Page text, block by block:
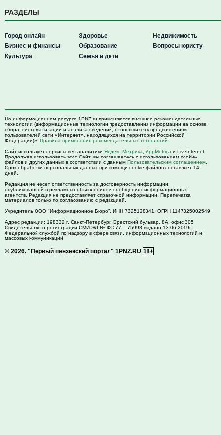
РАЗДЕЛЫ
Город онлайн
Бизнес и финансы
Культура
Здоровье
Образование
Семья и дети
Недвижимость
Вопросы юристу
На информационном ресурсе 1PNZ.ru применяются внешние рекомендательные
технологии (информационные технологии предоставления информации на основе
сбора, систематизации и анализа сведений, относящихся к предпочтениям
пользователей сети «Интернет», находящихся на территории Российской
Федерации)». Правила применения рекомендательных технологий
Сайт использует сервисы веб-аналитики Яндекс Метрика AppMetrica и LiveInternet.
Продолжая использовать этот Сайт, вы соглашаетесь с использованием cookie-
файлов и других данных в соответствии с данным Пользовательским соглашением
Срок обработки персональных данных при помощи cookie-файлов составляет 14
дней.
Редакция не несет ответственность за достоверность информации,
опубликованной в рекламных объявлениях и сообщениях информационных
агентств. Редакция не предоставляет справочной информации. Перепечатка
материалов только по согласованию с редакцией.
Учредитель ООО "Информационное Бюро". ИНН 7325128341, ОГРН 1147325002549
Адрес редакции: 198332 г. Санкт-Петербург, Брестский бульвар, 8А, офис 305
Свидетельство о регистрации СМИ ЭЛ № ФС 77 – 75998 выдано 13.06.2019г.
Федеральной службой по надзору в сфере связи, информационных технологий и
массовых коммуникаций
© 2026. "Первый пензенский портал" 1PNZ.RU 18+